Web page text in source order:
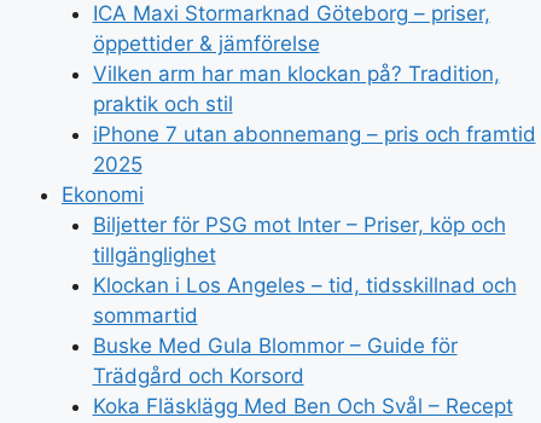
ICA Maxi Stormarknad Göteborg – priser,
öppettider & jämförelse
Vilken arm har man klockan på? Tradition,
praktik och stil
iPhone 7 utan abonnemang – pris och framtid
2025
Ekonomi
Biljetter för PSG mot Inter – Priser, köp och
tillgänglighet
Klockan i Los Angeles – tid, tidsskillnad och
sommartid
Buske Med Gula Blommor – Guide för
Trädgård och Korsord
Koka Fläsklägg Med Ben Och Svål – Recept